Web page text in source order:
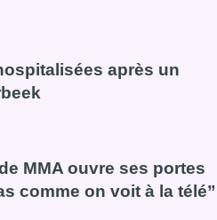
après un
hospitalisées après un
MMA ouvre ses portes
comme on voit à la télé”